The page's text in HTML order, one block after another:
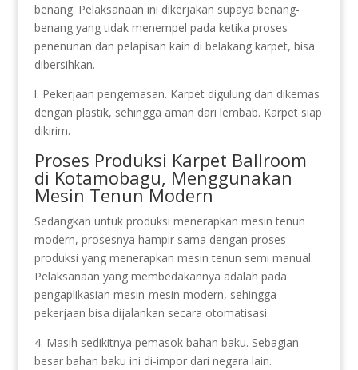
benang. Pelaksanaan ini dikerjakan supaya benang-
benang yang tidak menempel pada ketika proses
penenunan dan pelapisan kain di belakang karpet, bisa
dibersihkan.
l. Pekerjaan pengemasan. Karpet digulung dan dikemas
dengan plastik, sehingga aman dari lembab. Karpet siap
dikirim.
Proses Produksi Karpet Ballroom
di Kotamobagu, Menggunakan
Mesin Tenun Modern
Sedangkan untuk produksi menerapkan mesin tenun
modern, prosesnya hampir sama dengan proses
produksi yang menerapkan mesin tenun semi manual.
Pelaksanaan yang membedakannya adalah pada
pengaplikasian mesin-mesin modern, sehingga
pekerjaan bisa dijalankan secara otomatisasi.
4. Masih sedikitnya pemasok bahan baku. Sebagian
besar bahan baku ini di-impor dari negara lain.